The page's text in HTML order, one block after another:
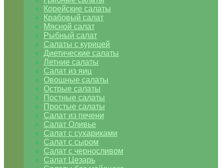
Корейские салаты
Крабовый салат
Мясной салат
Рыбный салат
Салаты с курицей
Диетические салаты
Летние салаты
Салат из яиц
Овощные салаты
Острые салаты
Постные салаты
Простые салаты
Салат из печени
Салат Оливье
Салат с сухариками
Салат с сыром
Салат с черносливом
Салат Цезарь